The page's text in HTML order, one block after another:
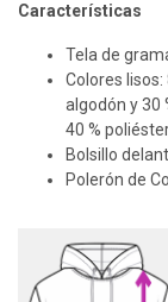
Características
Tela de
Colores lisos:
algodón y 30
40 %
Bolsillo
Polerón de